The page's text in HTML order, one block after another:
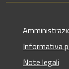
Informativa
Note legali